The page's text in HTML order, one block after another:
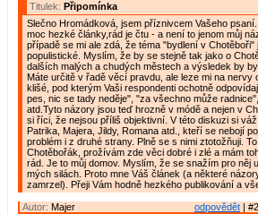
Titulek: Připomínka
Slečno Hromádková, jsem příznivcem Vašeho
moc hezké články,rád je čtu - a není to jenom můj
případě se mi ale zdá, že téma "bydlení v Chotěboři"
populistické. Myslím, že by se stejně tak jako o
dalších malých a chudých městech a výsledek by
Máte určitě v řadě věcí pravdu, ale leze mi na nervy
klišé, pod kterým Vaši respondenti ochotně
pes, nic se tady neděje", "za všechno může
atd.Tyto názory jsou teď hrozně v módě a nejen v
si říci, že nejsou příliš objektivní. V této diskuzi si
Patrika, Majera, Jildy, Romana atd., kteří se nebojí
problém i z druhé strany. Plně se s nimi ztotožňuji.
Chotěbořák, prožívám zde věci dobré i zlé a mám
rád. Je to můj domov. Myslím, že se snažím pro něj
mých silách. Proto mne Váš článek (a některé
zamrzel). Přeji Vám hodně hezkého publikování a
odpovědět |
Autor: Majer